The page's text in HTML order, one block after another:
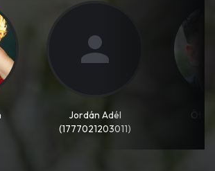
Jordán Adél
(1777021203011)